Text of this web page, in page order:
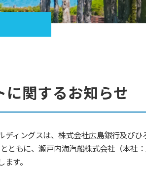
関するお知らせ
ィングスは、株式会社広島銀行及び
ともに、瀬戸内海汽船株式会社（本社
す。